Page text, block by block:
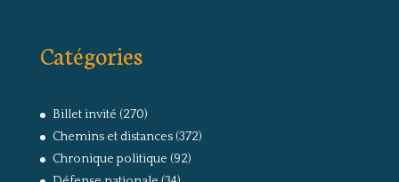
Catégories
Billet invité (270)
Chemins et distances(372)
Chronique politique (92)